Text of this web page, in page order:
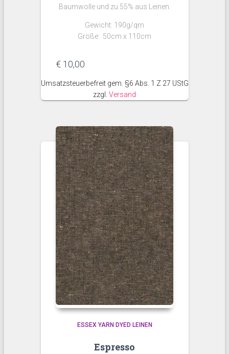
Baumwolle und zu 55% aus Leinen.
Gewicht: 190g/qm
Größe: 50cm x 110cm
€ 10,00
Umsatzsteuerbefreit gem. §6 Abs. 1 Z 27 UStG
zzgl. Versand
ESSEX YARN DYED LEINEN
Espresso